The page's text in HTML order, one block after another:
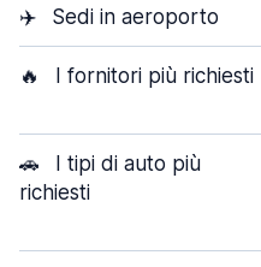
✈️ Sedi in aeroporto
🔥 I fornitori più richiesti
🚗
I tipi di auto più
richiesti